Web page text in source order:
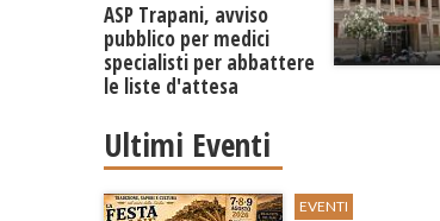
ASP Trapani, avviso
pubblico per medici
specialisti per abbattere
le liste d'attesa
Ultimi Eventi
EVENTI